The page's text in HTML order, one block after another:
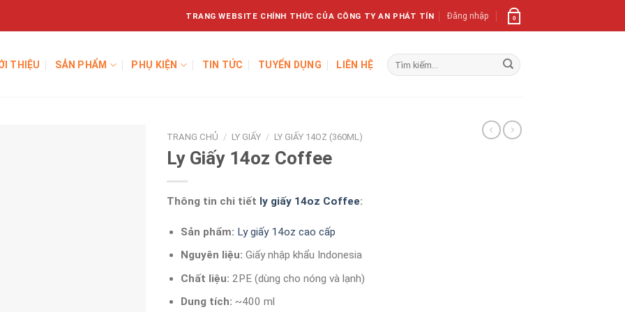
TRANG WEBSITE CHÍNH THỨC CỦA CÔNG TY AN PHÁT TÍN Đăng nhập 0
THIỆU SẢN PHẨM PHỤ KIỆN TIN TỨC TUYỂN DỤNG LIÊN HỆ
Tìm
kiếm:
TRANG CHỦ / LY GIẤY / LY GIẤY 14OZ (360ML)
Ly Giấy 14oz Coffee
Thông tin chi tiết ly giấy 14oz Coffee:
Sản phẩm: Ly giấy 14oz cao cấp
Nguyên liệu: Giấy nhập khẩu Indonesia
Chất liệu: 2PE (dùng cho nóng và lạnh)
Dung tích: ~400 ml